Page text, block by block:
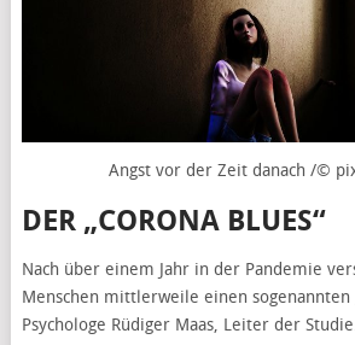
Angst vor der Zeit danach /©
DER „CORONA BLUES“
Nach über einem Jahr in der Pandemie
Menschen mittlerweile einen sogenannten
Psychologe Rüdiger Maas, Leiter der